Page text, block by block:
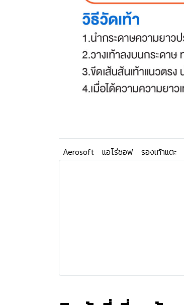
Aerosoft แอโร่ซอฟ รองเท้าแตะ